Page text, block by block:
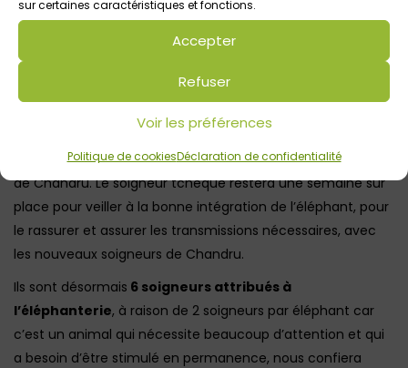
sur certaines caractéristiques et fonctions.
Accepter
Refuser
Voir les préférences
Politique de cookiesDéclaration de confidentialité
Chandru est le 3ème éléphant d’Asie à rejoindre Les Terres
Sébastien Musset nous expliquera que l’acclimatation au
parc et le contact avec ses congénères se fera au rythme
de Chandru. Le soigneur tchèque restera une semaine sur
place pour veiller à la bonne intégration de l’éléphant, pour
le rassurer et assurer les transmissions nécessaires, avec
les nouveaux soigneurs de Chandru.
Ils sont désormais 6 soigneurs attribués à
l’éléphanterie, à raison de 2 soigneurs par éléphant car
c’est un animal qui nécessite beaucoup d’attention et qui
a besoin d’être stimulé en permanence, nous confiera